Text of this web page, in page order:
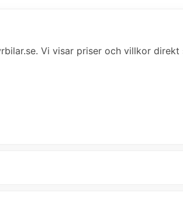
Vi visar priser och villkor direkt